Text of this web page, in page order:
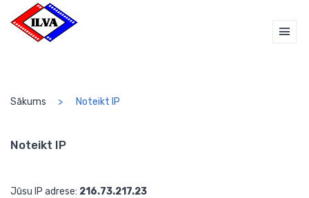
Sākums Noteikt IP
Noteikt IP
Jūsu IP adrese: 216.73.217.23